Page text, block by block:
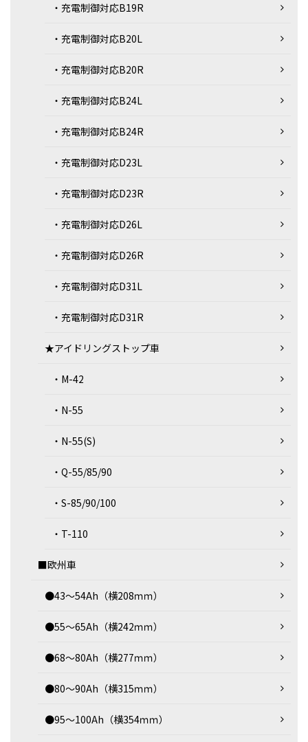
・充電制御対応B19R
・充電制御対応B20L
・充電制御対応B20R
・充電制御対応B24L
・充電制御対応B24R
・充電制御対応D23L
・充電制御対応D23R
・充電制御対応D26L
・充電制御対応D26R
・充電制御対応D31L
・充電制御対応D31R
★アイドリングストップ車
・M-42
・N-55
・N-55(S)
・Q-55/85/90
・S-85/90/100
・T-110
■欧州車
●43～54Ah（横208ｍｍ）
●55～65Ah（横242ｍｍ）
●68～80Ah（横277ｍｍ）
●80～90Ah（横315ｍｍ）
●95～100Ah（横354ｍｍ）